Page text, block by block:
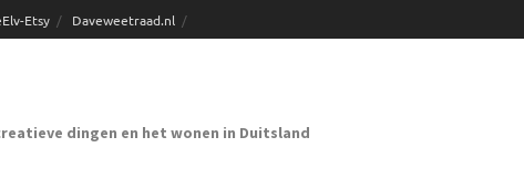
Etsy Daveweetraad.nl
dingen en het wonen in Duitsland